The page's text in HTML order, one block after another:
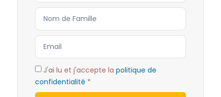
J'ai lu et j'accepte la politique de
confidentialité *